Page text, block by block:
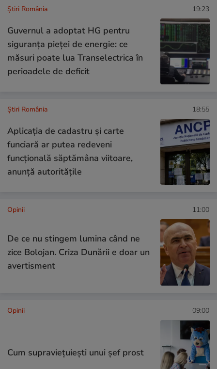
Știri România 19:23
Guvernul a adoptat HG pentru
siguranța pieței de energie: ce
măsuri poate lua Transelectrica în
perioadele de deficit
Știri România 18:55
Aplicația de cadastru și carte
funciară ar putea redeveni
funcțională săptămâna viitoare,
anunță autoritățile
Opinii 11:00
De ce nu stingem lumina când ne
zice Bolojan. Criza Dunării e doar un
avertisment
Opinii 09:00
Cum supraviețuiești unui șef prost